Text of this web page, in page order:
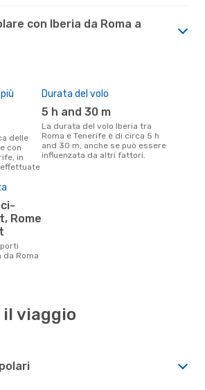
con Iberia da Roma a
con
in
effettuate
Durata del volo
5 h and 30 m
La durata del volo Iberia tra
Roma e Tenerife è di circa 5 h
and 30 m, anche se può essere
influenzata da altri fattori.
Rome
da Roma
viaggio